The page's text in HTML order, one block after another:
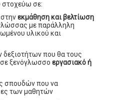
στοχεύω σε:
στηνεκμάθηση και βελτίωση
με παράλληλη
υλικού και
δεξιοτήτων που θα τους
σε ξενόγλωσσοεργασιακό ή
σπουδών που να
των μαθητών